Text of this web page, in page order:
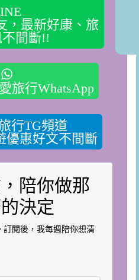
，最新好康、旅
間斷!!
旅行WhatsApp
行TG頻道
優惠好文不間斷
陪你做那
決定
閱後，我每週陪你想清